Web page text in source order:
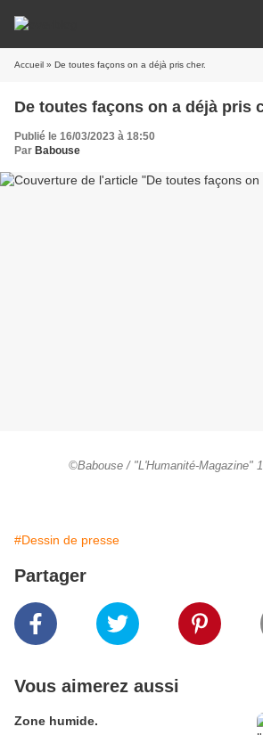
Accueil » De toutes façons on a déjà pris cher.
De toutes façons on a déjà pris
Publié le 16/03/2023 à 18:50
Par Babouse
©Babouse / "L'Humanité-Magazine"
#Dessin de presse
Partager
Vous aimerez aussi
Zone humide.